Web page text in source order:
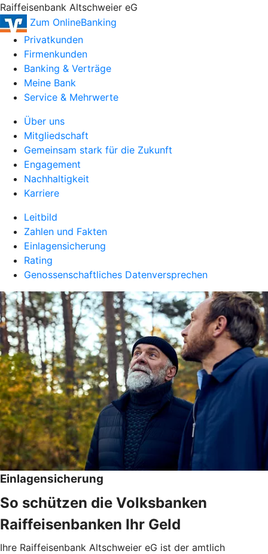
Raiffeisenbank Altschweier eG
Zum OnlineBanking
Privatkunden
Firmenkunden
Banking & Verträge
Meine Bank
Service & Mehrwerte
Über uns
Mitgliedschaft
Gemeinsam stark für die Zukunft
Engagement
Nachhaltigkeit
Karriere
Leitbild
Zahlen und Fakten
Einlagensicherung
Rating
Genossenschaftliches Datenversprechen
Einlagensicherung
So schützen die Volksbanken
Raiffeisenbanken Ihr Geld
Ihre Raiffeisenbank Altschweier eG ist der amtlich